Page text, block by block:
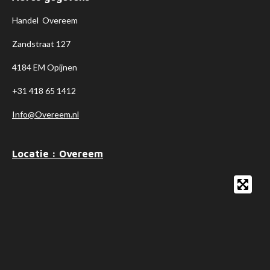
Handel Overeem
Zandstraat 127
4184 EM Opijnen
+31 418 65 1412
Info@Overeem.nl
Locatie : Overeem